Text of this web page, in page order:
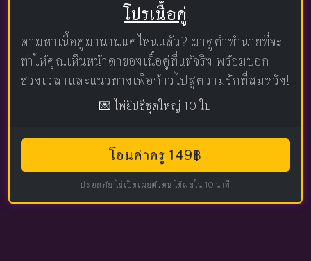
โปรเนื้อคู่
ตามหาเนื้อคู่มานานแค่ไหนแล้ว? มาดูคำทำนายที่จะ
ทำให้คุณเห็นหน้าตาของเนื้อคู่ที่แท้จริง พร้อมบอก
ช่วงเวลาและแนวทางเพื่อก้าวไปสู่ความรักที่สมหวัง!
💌 ไพ่ยิปซีชุดใหญ่ 10 ใบ
โอนค่าครู 149฿
ปลอดภัย ไม่เปิดเผยตัวตน ได้ผลใน 10 นาที